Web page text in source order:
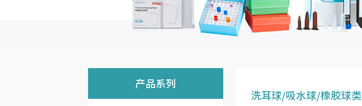
产品系列
洗耳球/吸水球/橡胶球类